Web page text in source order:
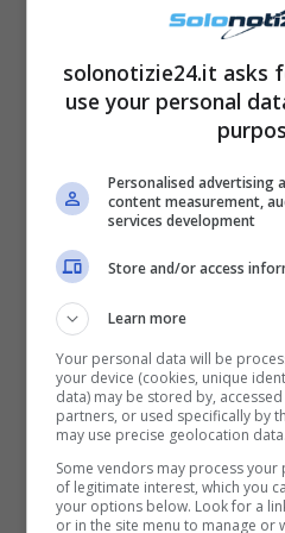
Non ritengo che un
ha infatti detto lei, “se ci
se c’è una coppia,
altrimenti va bene lo
così rivelato di essere
lavoro, e di essere
dopo un periodo di
ha infatti svelato come
lontananza dal lavoro
bene. “Mi aveva molto
solonotizie24.it asks
use your personal
Personalised advertising
content measurement,
services development
Store and/or access
Learn more
Your personal data will be
your device (cookies, unique
data) may be stored by,
partners, or used specifically by
may use precise geolocation data.
Some vendors may process
of legitimate interest, which you
your options below. Look for a
or in the site menu to manage or